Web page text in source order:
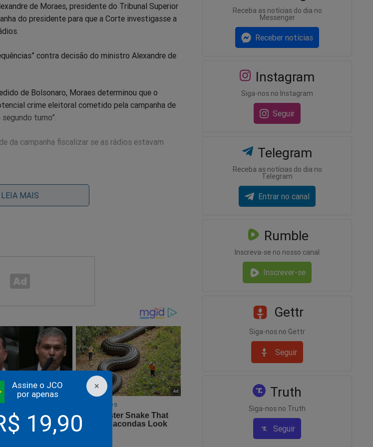
×
Assine o JCO
por apenas
19,90
de Moraes, presidente do Tribunal Superior
do presidente para que a Corte investigasse a
contra decisão do ministro Alexandre de
de Bolsonaro, Moraes determinou que o
crime eleitoral cometido pela campanha de
turno”.
da campanha fiscalizar se as rádios estavam
responsabilidade, em eventual desvio de
Partidário para a contratação da suposta
ao partido fiscalizar inserções, mas não pode
vindos da Venezuela chega ao Brasil
as anteriores
LEIA MAIS
Receba as notícias do dia no
Messenger
Receber notícias
Instagram
Siga-nos no Instagram
Seguir
Telegram
Receba as notícias do dia no
Telegram
Entrar no canal
Rumble
Inscreva-se no nosso canal
Inscrever-se
Gettr
Siga-nos no Gettr
Seguir
Truth
Siga-nos no Truth
Seguir